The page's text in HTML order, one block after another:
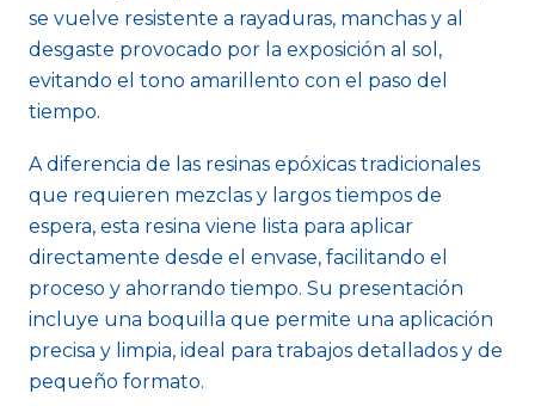
se vuelve resistente a rayaduras, manchas y al
desgaste provocado por la exposición al sol,
evitando el tono amarillento con el paso del
tiempo.
A diferencia de las resinas epóxicas tradicionales
que requieren mezclas y largos tiempos de
espera, esta resina viene lista para aplicar
directamente desde el envase, facilitando el
proceso y ahorrando tiempo. Su presentación
incluye una boquilla que permite una aplicación
precisa y limpia, ideal para trabajos detallados y de
pequeño formato.